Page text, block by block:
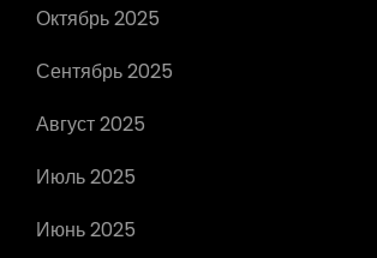
Октябрь 2025
Сентябрь 2025
Август 2025
Июль 2025
Июнь 2025